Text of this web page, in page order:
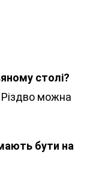
столі?
Різдво можна
мають бути на